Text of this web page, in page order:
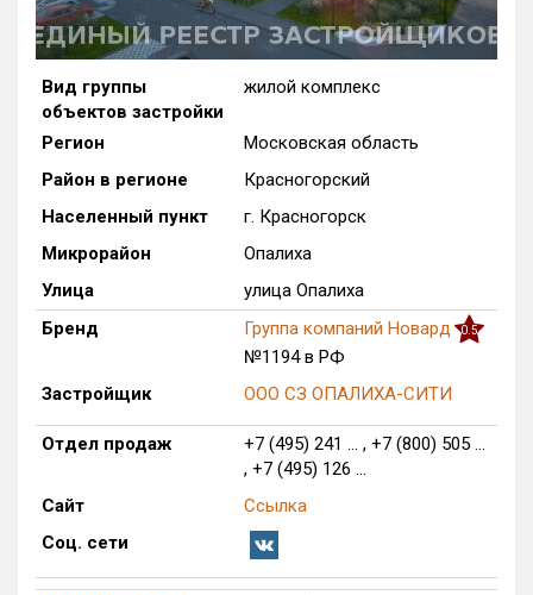
от Сдан в 2021 до
Вид объекта
Только новые
от до
с продажами
Рейтинг ЕРЗ
Найдено:
Жилых комплексов
Многоквартирных домов
5 из 4 329
Вид группы
объектов застройки
жилой комплекс
Регион
Московская область
Район в регионе
Красногорский
Населенный пункт
г. Красногорск
Микрорайон
Опалиха
Улица
улица Опалиха
Бренд
Группа компаний Новард 0.5
№1194 в РФ
Застройщик
ООО СЗ ОПАЛИХА-СИТИ
Отдел продаж
+7 (495) 241 ... , +7 (800) 505 ...
, +7 (495) 126 ...
Сайт
Ссылка
Соц. сети